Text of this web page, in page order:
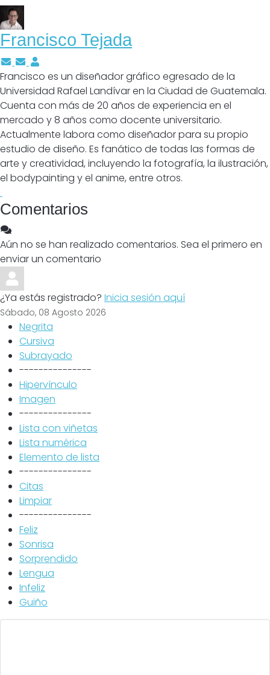
Francisco Tejada
Suscríbete a las actualizaciones del autor
Cancelar suscripción a actualizaciones del autor
Francisco es un diseñador gráfico egresado de la
Universidad Rafael Landívar en la Ciudad de Guatemala.
Cuenta con más de 20 años de experiencia en el
mercado y 8 años como docente universitario.
Actualmente labora como diseñador para su propio
estudio de diseño. Es fanático de todas las formas de
arte y creatividad, incluyendo la fotografía, la ilustración,
el bodypainting y el anime, entre otros.
Comentarios
Aún no se han realizado comentarios. Sea el primero en
enviar un comentario
¿Ya estás registrado? Inicia sesión aquí
Sábado, 08 Agosto 2026
Negrita
Cursiva
Subrayado
---------------
Hipervínculo
Imagen
---------------
Lista con viñetas
Lista numérica
Elemento de lista
---------------
Citas
Limpiar
---------------
Feliz
Sonrisa
Sorprendido
Lengua
Infeliz
Guiño